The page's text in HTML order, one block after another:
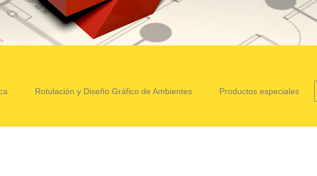
Rotulación y Diseño Gráfico de Ambientes Productos especiales